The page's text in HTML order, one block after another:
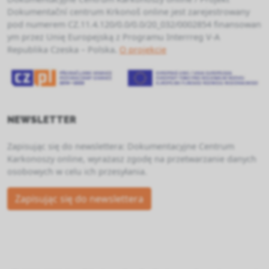
Dokumentační centrum Krkonoš online jest zarejestrowany
pod numerem
CZ.11.4.120/0.0/0.0/20_032/0002854
finansowan
ym przez Unię Europejską z Programu Interrreg V-A
Republika Czeska – Polska O projekcie
NEWSLETTER
Zapisując się do newslettera: Dokumentacyjne Centrum
Karkonoszy online, wyrażasz zgodę na przetwarzanie danych
osobowych w celu ich przesyłania.
Zapisując się do newslettera